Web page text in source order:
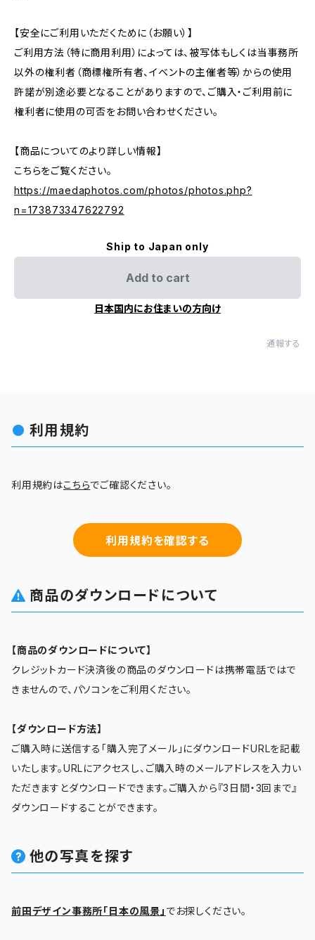
【安全にご利用いただくために（お願い）】
ご利用方法（特に商用利用）によっては、被写体もしくは当事務所
以外の権利者（商標権所有者、イベントの主催者等）からの使用
許諾が別途必要となることがありますので、ご購入・ご利用前に
権利者に使用の可否をお問い合わせください。
【商品についてのより詳しい情報】
こちらをご覧ください。
https://maedaphotos.com/photos/photos.php?
n=173873347622792
Ship to Japan only
Add to cart
日本国内にお住まいの方向け
通報する
利用規約
利用規約はこちらでご確認ください。
利用規約を確認する
商品のダウンロードについて
【商品のダウンロードについて】
クレジットカード決済後の商品のダウンロードは携帯電話ではで
きませんので、パソコンをご利用ください。
【ダウンロード方法】
ご購入時に送信する「購入完了メール」にダウンロードURLを記載
いたします。URLにアクセスし、ご購入時のメールアドレスを入力い
ただきますとダウンロードできます。ご購入から『3日間・3回まで』
ダウンロードすることができます。
他の写真を探す
前田デザイン事務所「日本の風景」 でお探しください。